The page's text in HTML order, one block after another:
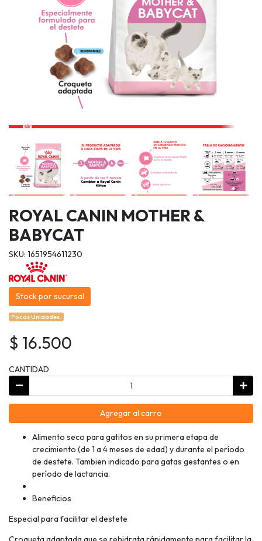
ROYAL CANIN MOTHER &
BABYCAT
SKU: 1651954611230
Stock por sucursal
Pocas Unidades.
$ 16.500
CANTIDAD
Agregar al carro
Alimento seco para gatitos en su primera etapa de
crecimiento (de 1 a 4 meses de edad) y durante el período
de destete. Tambien indicado para gatas gestantes o en
período de lactancia.
Beneficios
Especial para facilitar el destete